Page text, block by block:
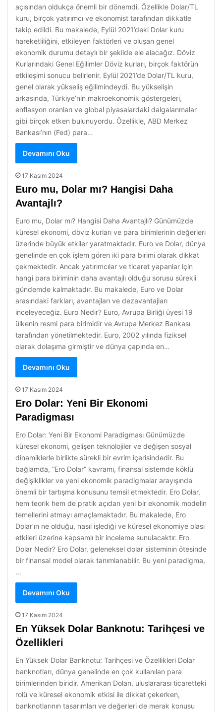
açısından oldukça önemli bir dönemdi. Özellikle Dolar/TL
kuru, birçok yatırımcı ve ekonomist tarafından dikkatle
takip edildi. Bu makalede, Eylül 2021’deki Dolar kuru
hareketliliğini, etkileyen faktörleri ve oluşan genel
ekonomik durumu detaylı bir şekilde ele alacağız. Döviz
Kurlarındaki Genel Eğilimler Döviz kurları, birçok faktörün
etkileşimi sonucu belirlenir. Eylül 2021’de Dolar/TL kuru,
genel olarak yükseliş eğilimindeydi. Bu yükselişin
arkasında, Türkiye’nin makroekonomik göstergeleri,
enflasyon oranları ve global piyasalardaki dalgalanmalar
gibi birçok etken bulunuyordu. Özellikle, ABD Merkez
Bankası’nın (Fed) para…
Devamını Oku
17 Kasım 2024
Euro mu, Dolar mı? Hangisi Daha
Avantajlı?
Euro mu, Dolar mı? Hangisi Daha Avantajlı? Günümüzde
küresel ekonomi, döviz kurları ve para birimlerinin değerleri
üzerinde büyük etkiler yaratmaktadır. Euro ve Dolar, dünya
genelinde en çok işlem gören iki para birimi olarak dikkat
çekmektedir. Ancak yatırımcılar ve ticaret yapanlar için
hangi para biriminin daha avantajlı olduğu sorusu sürekli
gündemde kalmaktadır. Bu makalede, Euro ve Dolar
arasındaki farkları, avantajları ve dezavantajları
inceleyeceğiz. Euro Nedir? Euro, Avrupa Birliği üyesi 19
ülkenin resmi para birimidir ve Avrupa Merkez Bankası
tarafından yönetilmektedir. Euro, 2002 yılında fiziksel
olarak dolaşıma girmiştir ve dünya çapında en…
Devamını Oku
17 Kasım 2024
Ero Dolar: Yeni Bir Ekonomi
Paradigması
Ero Dolar: Yeni Bir Ekonomi Paradigması Günümüzde
küresel ekonomi, gelişen teknolojiler ve değişen sosyal
dinamiklerle birlikte sürekli bir evrim içerisindedir. Bu
bağlamda, “Ero Dolar” kavramı, finansal sistemde köklü
değişiklikler ve yeni ekonomik paradigmalar arayışında
önemli bir tartışma konusunu temsil etmektedir. Ero Dolar,
hem teorik hem de pratik açıdan yeni bir ekonomik modelin
temellerini atmayı amaçlamaktadır. Bu makalede, Ero
Dolar’ın ne olduğu, nasıl işlediği ve küresel ekonomiye olası
etkileri üzerine kapsamlı bir inceleme sunulacaktır. Ero
Dolar Nedir? Ero Dolar, geleneksel dolar sisteminin ötesinde
bir finansal model olarak tanımlanabilir. Bu yeni paradigma,
…
Devamını Oku
17 Kasım 2024
En Yüksek Dolar Banknotu: Tarihçesi ve
Özellikleri
En Yüksek Dolar Banknotu: Tarihçesi ve Özellikleri Dolar
banknotları, dünya genelinde en çok kullanılan para
birimlerinden biridir. Amerikan Doları, uluslararası ticaretteki
rolü ve küresel ekonomik etkisi ile dikkat çekerken,
banknotlarının tasarımları ve değerleri de merak konusu